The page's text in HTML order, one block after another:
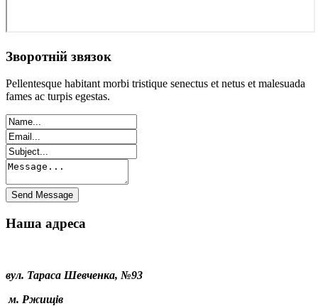
Зворотній звязок
Pellentesque habitant morbi tristique senectus et netus et malesuada
fames ac turpis egestas.
Наша адреса
вул. Тараса Шевченка, №93
м. Ржищів